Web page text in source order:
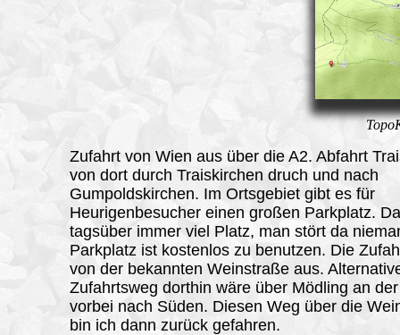
Zufahrt von Wien aus über die A2. Abfahrt
von dort durch Traiskirchen druch und nach
Gumpoldskirchen. Im Ortsgebiet gibt es für
Heurigenbesucher einen großen Parkplatz.
tagsüber immer viel Platz, man stört da
Parkplatz ist kostenlos zu benutzen. Die
von der bekannten Weinstraße aus.
Zufahrtsweg dorthin wäre über Mödling an
vorbei nach Süden. Diesen Weg über die
bin ich dann zurück gefahren.